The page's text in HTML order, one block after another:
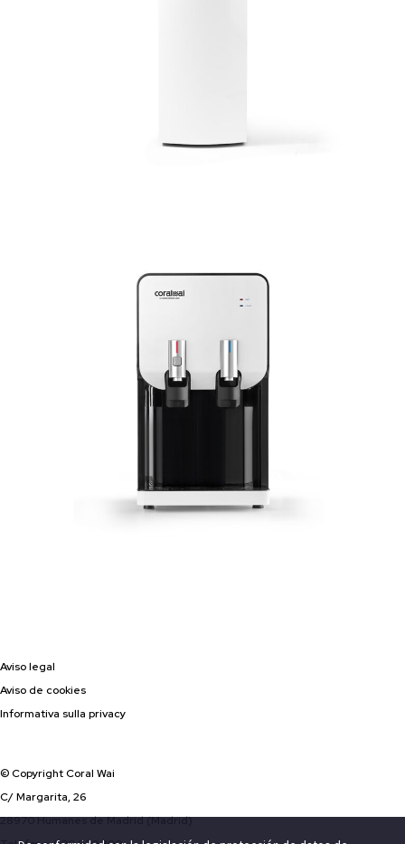
Aviso legal
Aviso de cookies
Informativa sulla privacy
© Copyright Coral Wai
C/ Margarita, 26
28970 Humanes de Madrid (Madrid)